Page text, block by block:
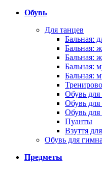
Обувь
Для танцев
Бальная:
Бальная:
Бальная:
Бальная:
Бальная:
Обувь для
Обувь
Обувь для
Пуанты
Взуття
Обувь для
Предметы